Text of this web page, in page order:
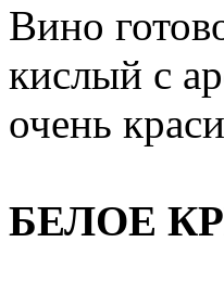
Вино
кислый с
очень
БЕЛОЕ